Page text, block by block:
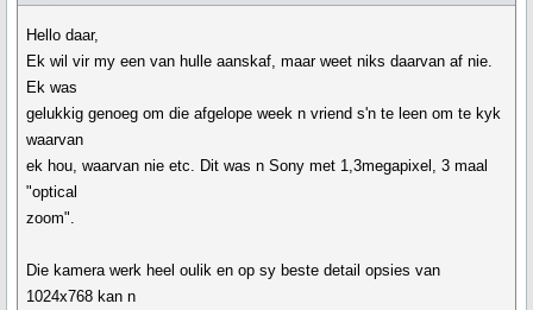
Hello daar,
Ek wil vir my een van hulle aanskaf, maar weet niks daarvan af nie.
Ek was
gelukkig genoeg om die afgelope week n vriend s'n te leen om te kyk
waarvan
ek hou, waarvan nie etc. Dit was n Sony met 1,3megapixel, 3 maal
"optical
zoom".
Die kamera werk heel oulik en op sy beste detail opsies van
1024x768 kan n